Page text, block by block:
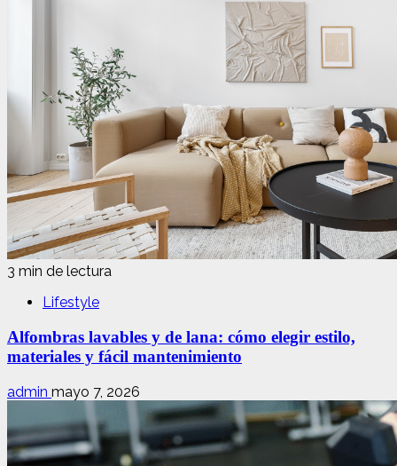
3 min de lectura
Lifestyle
Alfombras lavables y de lana: cómo elegir estilo,
materiales y fácil mantenimiento
admin mayo 7, 2026